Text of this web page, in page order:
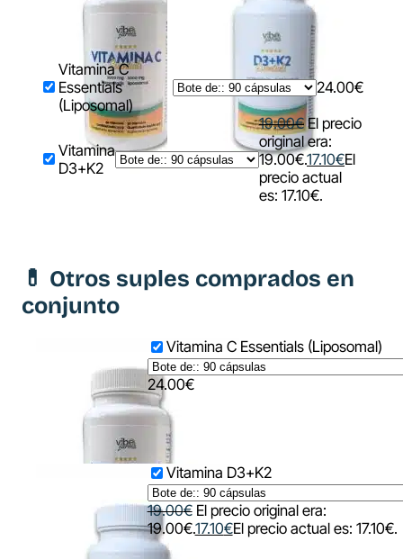
Vitamina C
Essentials
(Liposomal)
24.00€
Vitamina
D3+K2
19.00€ El precio
original era:
19.00€.17.10€El
precio actual
es: 17.10€.
💊 Otros suples comprados en
conjunto
Vitamina C Essentials (Liposomal)
24.00€
Vitamina D3+K2
19.00€ El precio original era:
19.00€.17.10€El precio actual es: 17.10€.